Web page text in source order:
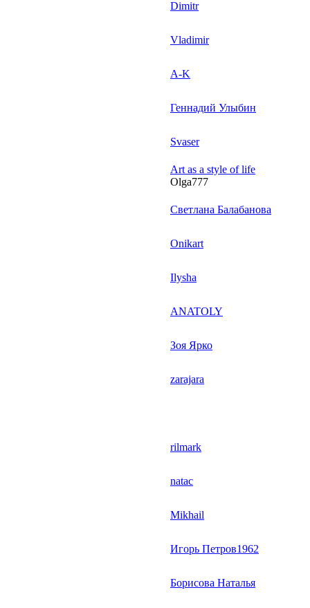
Dimitr
Vladimir
A-K
Геннадий Улыбин
Svaser
Art as a style of life
Olga777
Светлана Балабанова
Onikart
Ilysha
ANATOLY
Зоя Ярко
zarajara
rilmark
natac
Mikhail
Игорь Петров1962
Борисова Наталья